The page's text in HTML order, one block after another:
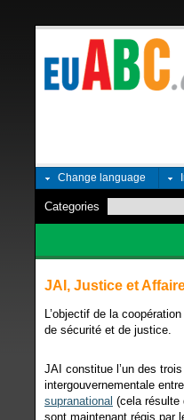
Change language
Categories
JAI, Justice et
L’objectif de la
de sécurité et de justice.
JAI constitue l’un des
intergouvernementale
supranational (cela résulte
sont maintenant régis par